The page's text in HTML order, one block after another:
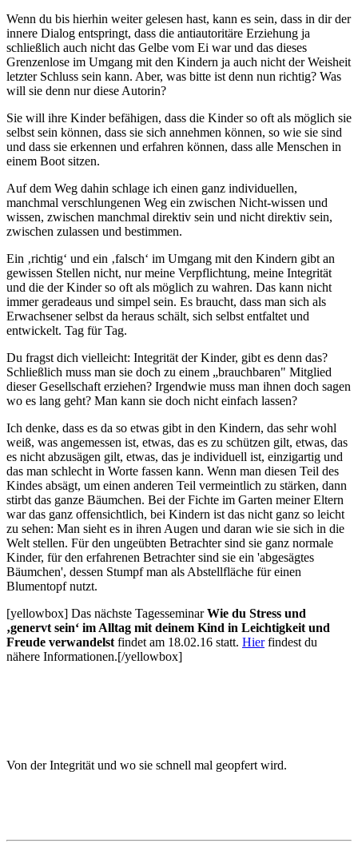
Wenn du bis hierhin weiter gelesen hast, kann es sein, dass in dir der
innere Dialog entspringt, dass die antiautoritäre Erziehung ja
schließlich auch nicht das Gelbe vom Ei war und das dieses
Grenzenlose im Umgang mit den Kindern ja auch nicht der Weisheit
letzter Schluss sein kann. Aber, was bitte ist denn nun richtig? Was
will sie denn nur diese Autorin?
Sie will ihre Kinder befähigen, dass die Kinder so oft als möglich sie
selbst sein können, dass sie sich annehmen können, so wie sie sind
und dass sie erkennen und erfahren können, dass alle Menschen in
einem Boot sitzen.
Auf dem Weg dahin schlage ich einen ganz individuellen,
manchmal verschlungenen Weg ein zwischen Nicht-wissen und
wissen, zwischen manchmal direktiv sein und nicht direktiv sein,
zwischen zulassen und bestimmen.
Ein ‚richtig‘ und ein ‚falsch‘ im Umgang mit den Kindern gibt an
gewissen Stellen nicht, nur meine Verpflichtung, meine Integrität
und die der Kinder so oft als möglich zu wahren. Das kann nicht
immer geradeaus und simpel sein. Es braucht, dass man sich als
Erwachsener selbst da heraus schält, sich selbst entfaltet und
entwickelt. Tag für Tag.
Du fragst dich vielleicht: Integrität der Kinder, gibt es denn das?
Schließlich muss man sie doch zu einem „brauchbaren" Mitglied
dieser Gesellschaft erziehen? Irgendwie muss man ihnen doch sagen
wo es lang geht? Man kann sie doch nicht einfach lassen?
Ich denke, dass es da so etwas gibt in den Kindern, das sehr wohl
weiß, was angemessen ist, etwas, das es zu schützen gilt, etwas, das
es nicht abzusägen gilt, etwas, das je individuell ist, einzigartig und
das man schlecht in Worte fassen kann. Wenn man diesen Teil des
Kindes absägt, um einen anderen Teil vermeintlich zu stärken, dann
stirbt das ganze Bäumchen. Bei der Fichte im Garten meiner Eltern
war das ganz offensichtlich, bei Kindern ist das nicht ganz so leicht
zu sehen: Man sieht es in ihren Augen und daran wie sie sich in die
Welt stellen. Für den ungeübten Betrachter sind sie ganz normale
Kinder, für den erfahrenen Betrachter sind sie ein 'abgesägtes
Bäumchen', dessen Stumpf man als Abstellfläche für einen
Blumentopf nutzt.
[yellowbox] Das nächste TagesseminarWie du Stress und
‚genervt sein‘ im Alltag mit deinem Kind in Leichtigkeit und
Freude verwandelst findet am 18.02.16 statt. Hierfindest du
nähere Informationen.[/yellowbox]
Von der Integrität und wo sie schnell mal geopfert wird.